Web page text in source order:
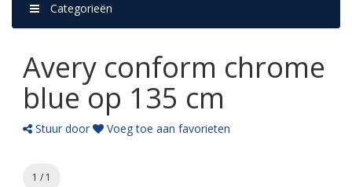
Categorieën
Avery conform chrome
blue op 135 cm
Stuur door Voeg toe aan favorieten
1 / 1